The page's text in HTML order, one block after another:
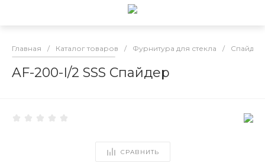
Главная / Каталог товаров / Фурнитура для стекла /
AF-200-I/2 SSS Спайдер
СРАВНИТЬ